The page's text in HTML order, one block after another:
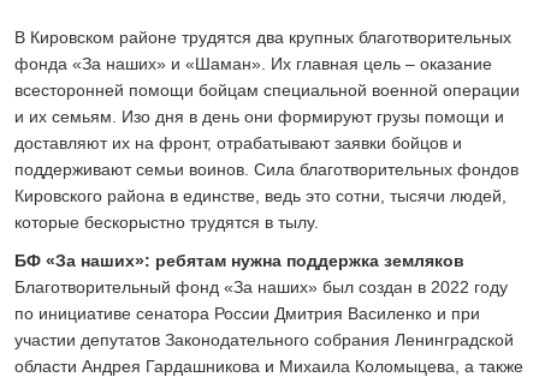
В Кировском районе трудятся два крупных благотворительных
фонда «За наших» и «Шаман». Их главная цель – оказание
всесторонней помощи бойцам специальной военной операции
и их семьям. Изо дня в день они формируют грузы помощи и
доставляют их на фронт, отрабатывают заявки бойцов и
поддерживают семьи воинов. Сила благотворительных фондов
Кировского района в единстве, ведь это сотни, тысячи людей,
которые бескорыстно трудятся в тылу.
БФ «За наших»: ребятам нужна поддержка земляков
Благотворительный фонд «За наших» был создан в 2022 году
по инициативе сенатора России Дмитрия Василенко и при
участии депутатов Законодательного собрания Ленинградской
области Андрея Гардашникова и Михаила Коломыцева, а также